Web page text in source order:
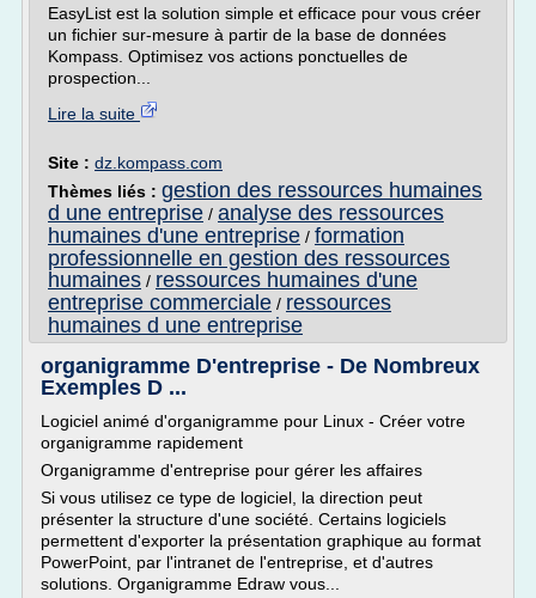
EasyList est la solution simple et efficace pour vous créer
un fichier sur-mesure à partir de la base de données
Kompass. Optimisez vos actions ponctuelles de
prospection...
Lire la suite
Site : dz.kompass.com
Thèmes liés : gestion des ressources humaines
d une entreprise / analyse des ressources
humaines d'une entreprise / formation
professionnelle en gestion des ressources
humaines / ressources humaines d'une
entreprise commerciale / ressources
humaines d une entreprise
organigramme D'entreprise - De Nombreux
Exemples D ...
Logiciel animé d'organigramme pour Linux - Créer votre
organigramme rapidement
Organigramme d'entreprise pour gérer les affaires
Si vous utilisez ce type de logiciel, la direction peut
présenter la structure d'une société. Certains logiciels
permettent d'exporter la présentation graphique au format
PowerPoint, par l'intranet de l'entreprise, et d'autres
solutions. Organigramme Edraw vous...